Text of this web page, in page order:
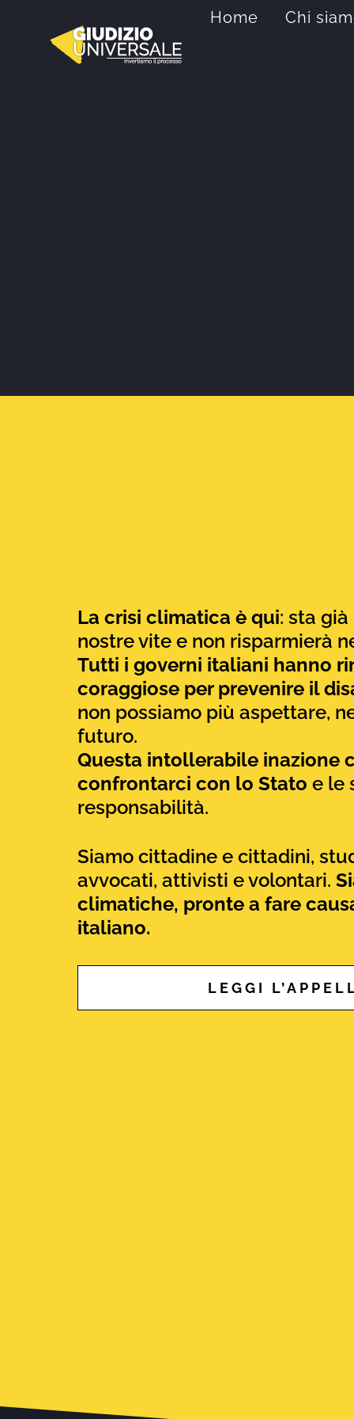
Home Chi
La crisi climatica è qui: sta
nostre vite e non risparmierà
Tutti i governi italiani hanno
coraggiose per prevenire il
non possiamo più aspettare,
futuro.
Questa intollerabile inazione
confrontarci con lo Stato e le
responsabilità.
Siamo cittadine e cittadini,
avvocati, attivisti e volontari.
climatiche, pronte a fare
italiano.
LEGGI